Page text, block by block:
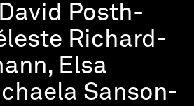
Posth-
Richard-
Elsa
Sanson-